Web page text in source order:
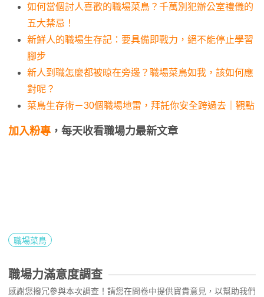
如何當個討人喜歡的職場菜鳥？千萬別犯辦公室禮儀的
五大禁忌！
新鮮人的職場生存記：要具備即戰力，絕不能停止學習
腳步
新人到職怎麼都被晾在旁邊？職場菜鳥如我，該如何應
對呢？
菜鳥生存術－30個職場地雷，拜託你安全跨過去｜觀點
加入粉專 ，每天收看職場力最新文章
職場菜鳥
職場力滿意度調查
感謝您撥冗參與本次調查！請您在問卷中提供寶貴意見，以幫助我們